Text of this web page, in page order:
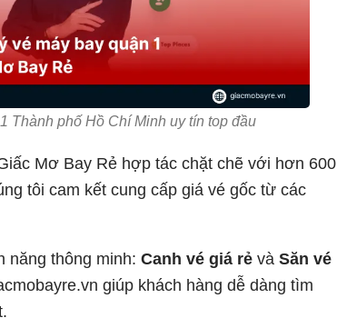
Thành phố Hồ Chí Minh uy tín top đầu
Mơ Bay Rẻ hợp tác chặt chẽ với hơn 600
tôi cam kết cung cấp giá vé gốc từ các
năng thông minh: Canh vé giá rẻ và Săn vé
giúp khách hàng dễ dàng tìm